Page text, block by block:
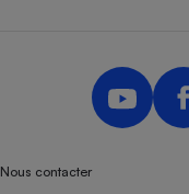
Nous contacter